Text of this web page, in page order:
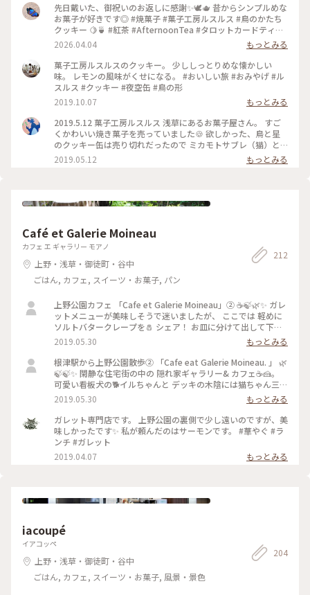
先日戴いた、御祝いのお返しに感謝✨🕊️🫖 昔からシンプルめな
お菓子が好きです◎ #焼菓子 #菓子工房ルスルス #鳥のかたち
クッキー 🍋🍵 #紅茶 #AfternoonTea #タロットカードティー
🐰
2026.04.04
もっとみる
菓子工房ルスルスのクッキー。 少ししっとりめな懐かしい
味。 レモンの風味がくせになる。 #おいしい旅 #おみやげ #ル
スルス #クッキー #夜空缶 #鳥の形
2019.10.07
もっとみる
2019.5.12 菓子工房ルスルス 浅草にあるお菓子屋さん。 すご
くかわいい焼き菓子を売っていました🍪 欲しかった、鳥と星
のクッキー缶は売り切れだったので ミカモトサブレ（猫）と
紅茶クッキーを買って帰りました🐱💕 今はイートインはお休
みしているみたいです。 #東京 #浅草 #スイーツ #クッキ
2019.05.12 もっとみる
Café et Galerie Moineau
カフェ エ ギャラリー モアノ
上野・浅草・御徒町・谷中
ごはん, カフェ, スイーツ・お菓子, パン
212
上野公園カフェ 「Cafe et Galerie Moineau」② ☕️🍃🌿✨ ガレ
ットメニューが美味しそうで迷いましたが、 ここでは 軽めに
ソルトバタークレープを🧂 シェア！ お皿に分けて出して下さ
いました。 お庭には季節を感じる植栽がされていました！ 🌿
🌳🌿🌱🍃🌼 #お散歩 #隠れ家カフェ #上野公園カフェ #ガレッ
ト
2019.05.30
もっとみる
根津駅から上野公園散歩② 「Cafe eat Galerie Moineau. 」 🌿
🍃🍃✨ 閑静な住宅街の中の 隠れ家ギャラリー& カフェ☕️🍰。
可愛い看板犬の🐕イルちゃんと デッキの木陰には猫ちゃん三匹
🐈🐈🐈🍃🌿🌿 #お散歩 #上野公園カフェ #根津 #隠れ家カフェ #
看板犬
2019.05.30
もっとみる
ガレット専門店です。 上野公園の裏側で少し遠いのですが、美
味しかったです✨ 私が頼んだのはサーモンです。 #華やぐ #ラ
ンチ #ガレット
2019.04.07
もっとみる
iacoupé
イアコッペ
上野・浅草・御徒町・谷中
ごはん, カフェ, スイーツ・お菓子, 風景・景色
204